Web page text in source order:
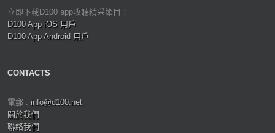
立即下載D100 app收聽精采節目！
D100 App iOS 用戶
D100 App Android 用戶
CONTACTS
電郵 : info@d100.net
關於我們
聯絡我們